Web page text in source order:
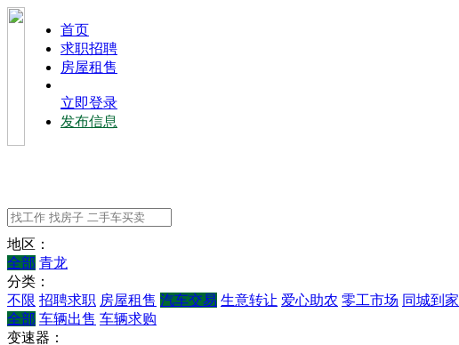
⾸⻚
求职招聘
房屋租售
立即登录
发布信息
地区：
全部 青龙
分类：
不限 招聘求职 房屋租售 汽车交易 生意转让 爱心助农 零工市场 同城到家
全部 车辆出售 车辆求购
变速器：